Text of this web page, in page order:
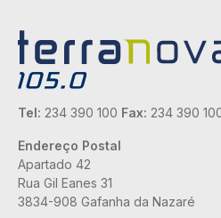
Tel: 234 390 100 Fax: 234 390
Endereço Postal
Apartado 42
Rua Gil Eanes 31
3834-908 Gafanha da Nazaré